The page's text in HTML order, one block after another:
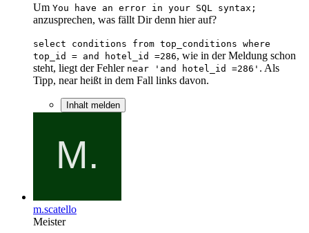
Um You have an error in your SQL syntax;
anzusprechen, was fällt Dir denn hier auf?
select conditions from top_conditions where
top_id = and hotel_id =286, wie in der Meldung schon
steht, liegt der Fehler near 'and hotel_id =286' . Als
Tipp, near heißt in dem Fall links davon.
Inhalt melden
m.scatello
Meister